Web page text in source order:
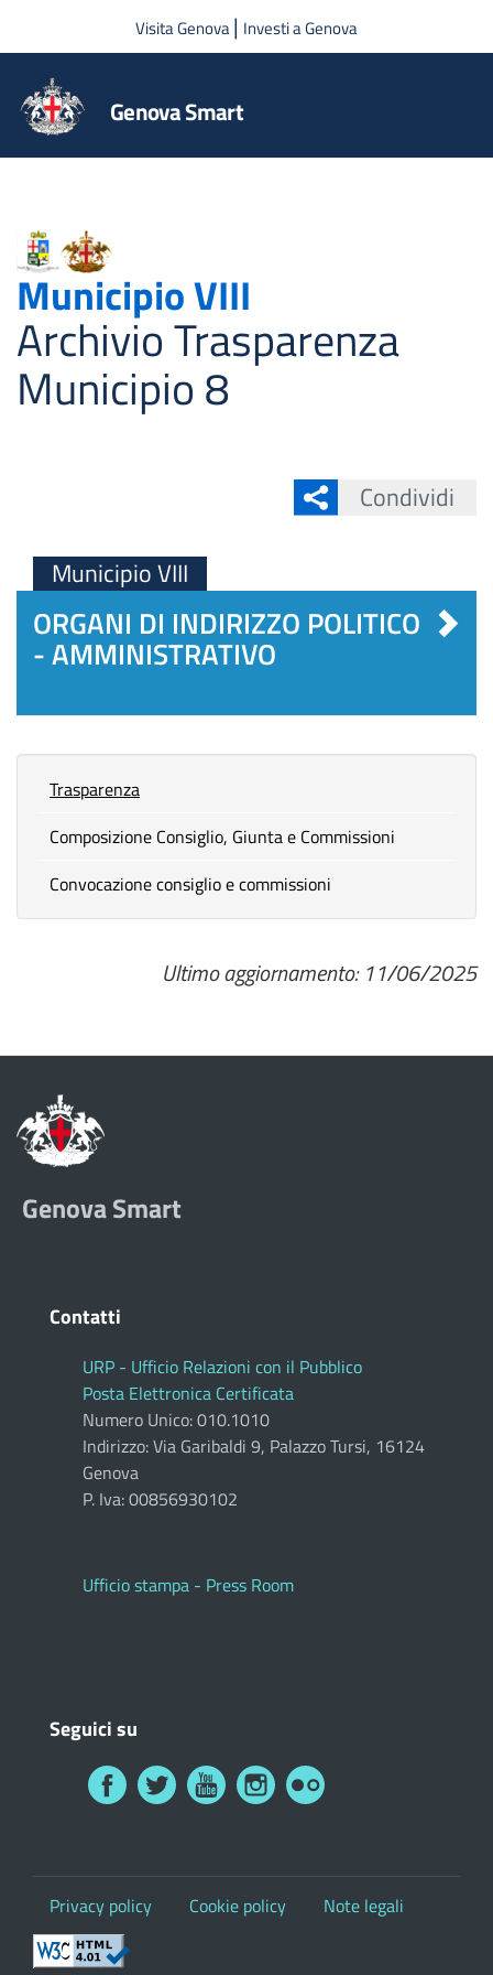
Salta al contenuto principale
Visita Genova| Investi a Genova
Genova Smart
Municipio VIII
Archivio Trasparenza
Municipio 8
Condividi
Municipio VIII
ORGANI DI INDIRIZZO POLITICO
- AMMINISTRATIVO
Trasparenza
Composizione Consiglio, Giunta e Commissioni
Convocazione consiglio e commissioni
Ultimo aggiornamento: 11/06/2025
Genova Smart
Contatti
URP - Ufficio Relazioni con il Pubblico
Posta Elettronica Certificata
Numero Unico: 010.1010
Indirizzo: Via Garibaldi 9, Palazzo Tursi, 16124
Genova
P. Iva: 00856930102
Ufficio stampa - Press Room
Seguici su
Privacy policy Cookie policy Note legali